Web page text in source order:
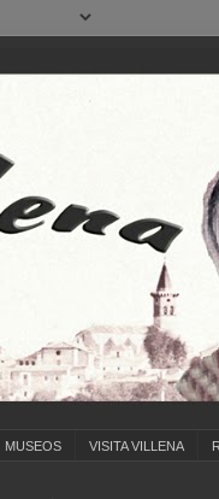
MUSEOS VISITA VILLENA